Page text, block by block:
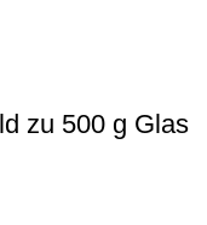
zu 500 g Glas